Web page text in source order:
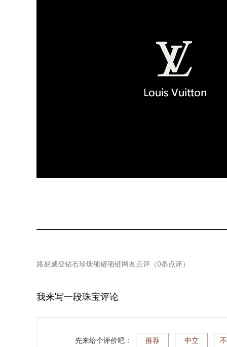
路易威登钻石珍珠项链项链网友点评（0条点评）
我来写一段珠宝评论
先来给个评价吧： 推荐 中立